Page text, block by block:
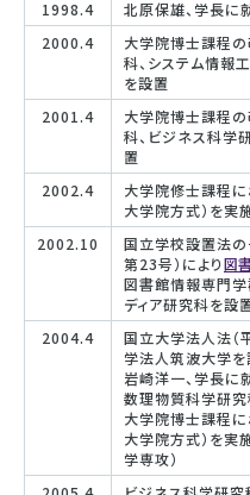
1998.4
北原保雄、学長に
2000.4
大学院博士課程の
科、システム情報
を設置
2001.4
大学院博士課程の
科、ビジネス科学
置
2002.4
大学院修士課程
大学院方式）を実
2002.10
国立学校設置法
第23号）により図
図書館情報専門
ディア研究科を設
2004.4
国立大学法人法（
学法人筑波大学を
岩崎洋一、学長に
数理物質科学研究
大学院博士課程
大学院方式）を実
学専攻）